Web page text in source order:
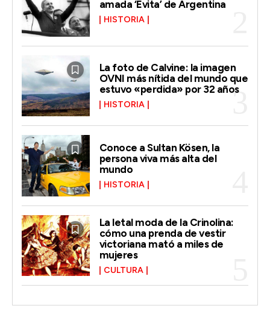
amada ‘Evita’ de Argentina
HISTORIA
La foto de Calvine: la imagen
OVNI más nítida del mundo que
estuvo «perdida» por 32 años
HISTORIA
Conoce a Sultan Kösen, la
persona viva más alta del
mundo
HISTORIA
La letal moda de la Crinolina:
cómo una prenda de vestir
victoriana mató a miles de
mujeres
CULTURA